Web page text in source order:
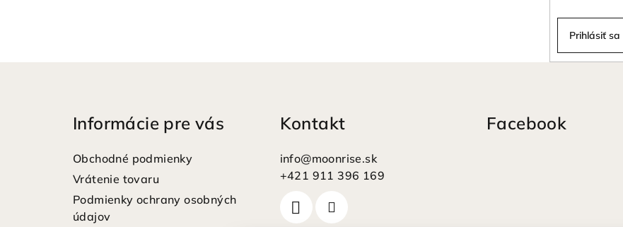
Prihlásiť sa
Informácie pre vás
Obchodné podmienky
Vrátenie tovaru
Podmienky ochrany osobných
údajov
Kontakt
info@moonrise.sk
+421 911 396 169
Facebook